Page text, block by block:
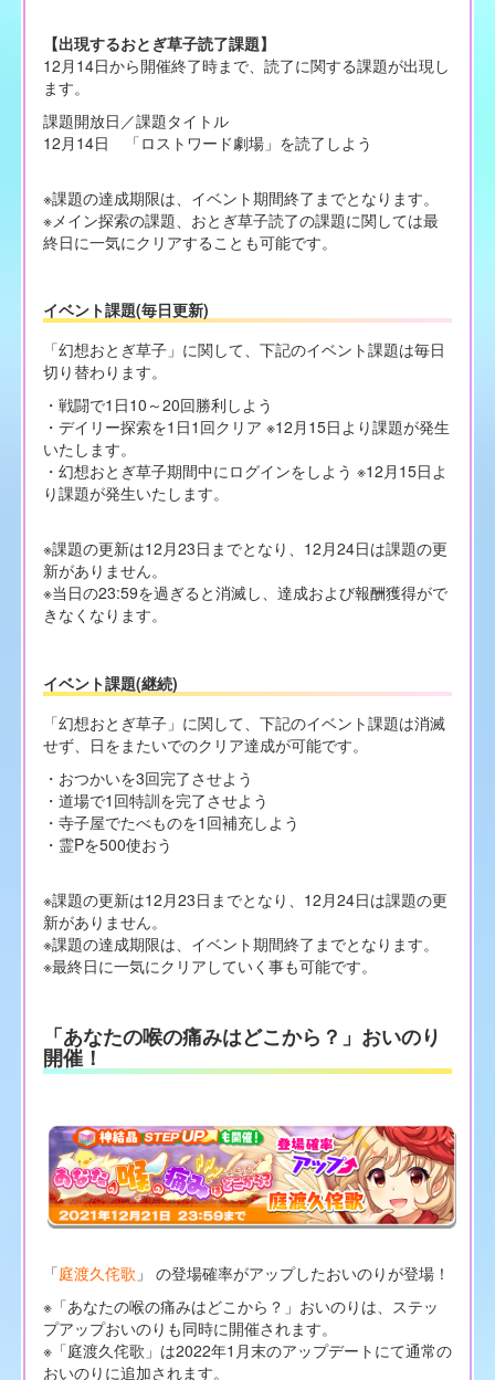
【出現するおとぎ草子読了課題】
12月14日から開催終了時まで、読了に関する課題が出現し
ます。
課題開放日／課題タイトル
12月14日 「ロストワード劇場」を読了しよう
※課題の達成期限は、イベント期間終了までとなります。
※メイン探索の課題、おとぎ草子読了の課題に関しては最
終日に一気にクリアすることも可能です。
イベント課題(毎日更新)
「幻想おとぎ草子」に関して、下記のイベント課題は毎日
切り替わります。
・戦闘で1日10～20回勝利しよう
・デイリー探索を1日1回クリア ※12月15日より課題が発生
いたします。
・幻想おとぎ草子期間中にログインをしよう ※12月15日よ
り課題が発生いたします。
※課題の更新は12月23日までとなり、12月24日は課題の更
新がありません。
※当日の23:59を過ぎると消滅し、達成および報酬獲得がで
きなくなります。
イベント課題(継続)
「幻想おとぎ草子」に関して、下記のイベント課題は消滅
せず、日をまたいでのクリア達成が可能です。
・おつかいを3回完了させよう
・道場で1回特訓を完了させよう
・寺子屋でたべものを1回補充しよう
・霊Pを500使おう
※課題の更新は12月23日までとなり、12月24日は課題の更
新がありません。
※課題の達成期限は、イベント期間終了までとなります。
※最終日に一気にクリアしていく事も可能です。
「あなたの喉の痛みはどこから？」おいのり
開催！
「庭渡久侘歌 」 の登場確率がアップしたおいのりが登場！
※「あなたの喉の痛みはどこから？」おいのりは、ステッ
プアップおいのりも同時に開催されます。
※「庭渡久侘歌」は2022年1月末のアップデートにて通常の
おいのりに追加されます。